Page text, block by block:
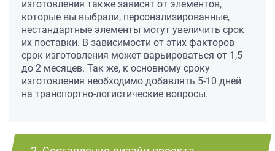
изготовления также зависят от элементов,
которые вы выбрали, персонализированные,
нестандартные элементы могут увеличить срок
их поставки. В зависимости от этих факторов
срок изготовления может варьироваться от 1,5
до 2 месяцев. Так же, к основному сроку
изготовления необходимо добавлять 5-10 дней
на транспортно-логистические вопросы.